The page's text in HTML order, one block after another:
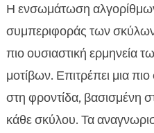
Η ενσωμάτωση
συμπεριφοράς των σκύλων
πιο ουσιαστική ερμηνεία
μοτίβων. Επιτρέπει μια
στη φροντίδα, βασισμένη
κάθε σκύλου. Τα